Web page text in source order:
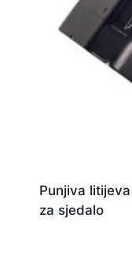
Punjiva
za sjedalo